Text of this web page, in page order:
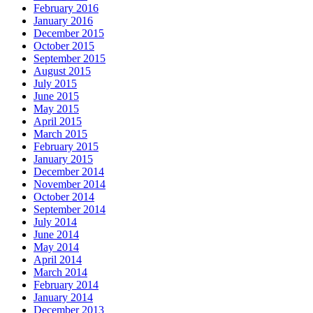
February 2016
January 2016
December 2015
October 2015
September 2015
August 2015
July 2015
June 2015
May 2015
April 2015
March 2015
February 2015
January 2015
December 2014
November 2014
October 2014
September 2014
July 2014
June 2014
May 2014
April 2014
March 2014
February 2014
January 2014
December 2013